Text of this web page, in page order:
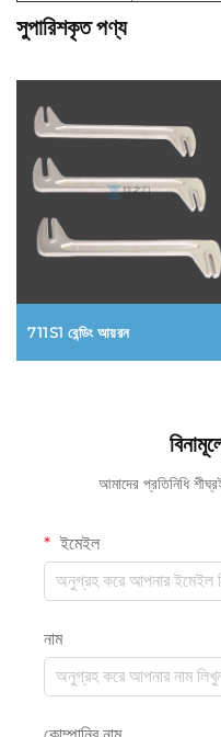
সুপারিশকৃত পণ্য
711S1 বেন্ডিং আয়রন
আমাদের প্রতিনিধি
ইমেইল
নাম